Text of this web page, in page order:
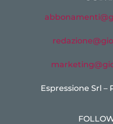
Espressione Srl –